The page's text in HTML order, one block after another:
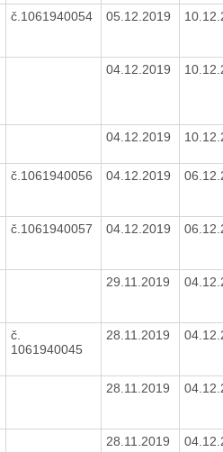
č.1061940054 05.12.2019
04.12.2019
04.12.2019
č.1061940056 04.12.2019
č.1061940057 04.12.2019
29.11.2019
č.
1061940045
28.11.2019
28.11.2019
28.11.2019